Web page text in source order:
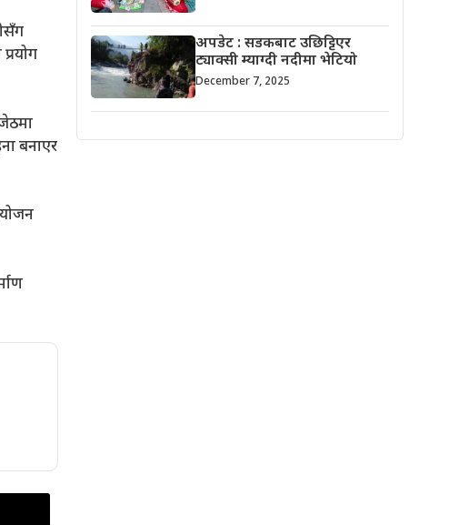
बनाएर
अपडेट : सडकबाट उछिट्टिएर
ट्याक्सी म्याग्दी नदीमा भेटियो
December 7, 2025